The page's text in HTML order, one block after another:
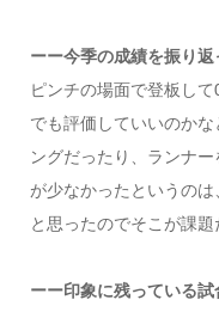
ーー今季の成績を振り返
ピンチの場面で登板し
でも評価していいのか
ングだったり、ランナ
が少なかったというの
と思ったのでそこが課題
ーー印象に残っている試